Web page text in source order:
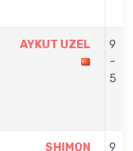
AYKUT UZEL
9
-
5
SHIMON
9